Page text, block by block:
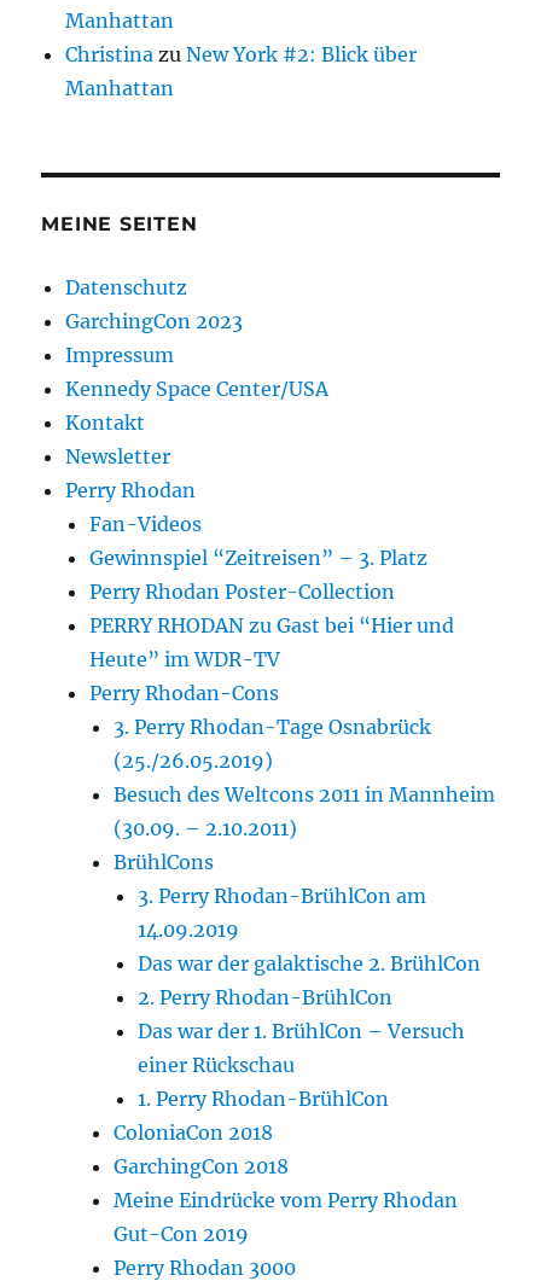
Manhattan
Christina zuNew York #2: Blick über
Manhattan
MEINE SEITEN
Datenschutz
GarchingCon 2023
Impressum
Kennedy Space Center/USA
Kontakt
Newsletter
Perry Rhodan
Fan-Videos
Gewinnspiel “Zeitreisen” – 3. Platz
Perry Rhodan Poster-Collection
PERRY RHODAN zu Gast bei “Hier und
Heute” im WDR-TV
Perry Rhodan-Cons
3. Perry Rhodan-Tage Osnabrück
(25./26.05.2019)
Besuch des Weltcons 2011 in Mannheim
(30.09. – 2.10.2011)
BrühlCons
3. Perry Rhodan-BrühlCon am
14.09.2019
Das war der galaktische 2. BrühlCon
2. Perry Rhodan-BrühlCon
Das war der 1. BrühlCon – Versuch
einer Rückschau
1. Perry Rhodan-BrühlCon
ColoniaCon 2018
GarchingCon 2018
Meine Eindrücke vom Perry Rhodan
Gut-Con 2019
Perry Rhodan 3000